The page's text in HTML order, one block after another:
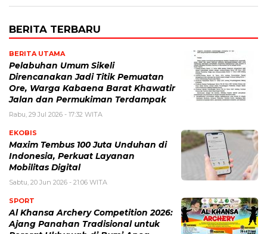
BERITA TERBARU
BERITA UTAMA
Pelabuhan Umum Sikeli
Direncanakan Jadi Titik Pemuatan
Ore, Warga Kabaena Barat Khawatir
Jalan dan Permukiman Terdampak
Rabu, 29 Jul 2026 - 17:32 WITA
EKOBIS
Maxim Tembus 100 Juta Unduhan di
Indonesia, Perkuat Layanan
Mobilitas Digital
Sabtu, 20 Jun 2026 - 21:06 WITA
SPORT
Al Khansa Archery Competition 2026:
Ajang Panahan Tradisional untuk